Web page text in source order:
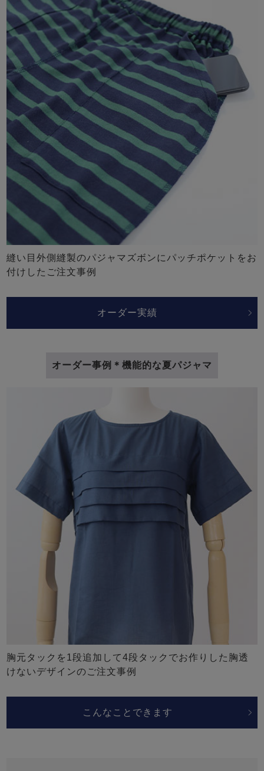
縫い目外側縫製のパジャマズボンにパッチポケットをお
付けしたご注文事例
オーダー実績
オーダー事例＊機能的な夏パジャマ
胸元タックを1段追加して4段タックでお作りした胸透
けないデザインのご注文事例
こんなことできます